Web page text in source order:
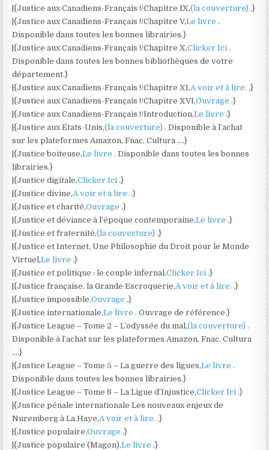
|{Justice aux Canadiens-Français !/Chapitre IX,(la couverture) .}
|{Justice aux Canadiens-Français !/Chapitre V,Le livre .
Disponible dans toutes les bonnes librairies.}
|{Justice aux Canadiens-Français !/Chapitre X,Clicker Ici .
Disponible dans toutes les bonnes bibliothèques de votre
département.}
|{Justice aux Canadiens-Français !/Chapitre XI,A voir et à lire. .}
|{Justice aux Canadiens-Français !/Chapitre XVI,Ouvrage .}
|{Justice aux Canadiens-Français !/Introduction,Le livre .}
|{Justice aux États-Unis,(la couverture) . Disponible à l’achat
sur les plateformes Amazon, Fnac, Cultura ….}
|{Justice boiteuse,Le livre . Disponible dans toutes les bonnes
librairies.}
|{Justice digitale,Clicker Ici .}
|{Justice divine,A voir et à lire. .}
|{Justice et charité,Ouvrage .}
|{Justice et déviance à l’époque contemporaine,Le livre .}
|{Justice et fraternité,(la couverture) .}
|{Justice et Internet, Une Philosophie du Droit pour le Monde
Virtuel,Le livre .}
|{Justice et politique : le couple infernal,Clicker Ici .}
|{Justice française, la Grande Escroquerie,A voir et à lire. .}
|{Justice impossible,Ouvrage .}
|{Justice internationale,Le livre . Ouvrage de référence.}
|{Justice League – Tome 2 – L’odyssée du mal,(la couverture) .
Disponible à l’achat sur les plateformes Amazon, Fnac, Cultura
….}
|{Justice League – Tome 5 – La guerre des ligues,Le livre .
Disponible dans toutes les bonnes librairies.}
|{Justice League – Tome 8 – La Ligue d’Injustice,Clicker Ici .}
|{Justice pénale internationale Les nouveaux enjeux de
Nuremberg à La Haye,A voir et à lire. .}
|{Justice populaire,Ouvrage .}
|{Justice populaire (Magon),Le livre .}